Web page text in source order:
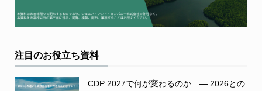
注目のお役立ち資料
CDP 2027で何が変わるのか ― 2026との